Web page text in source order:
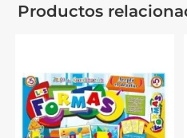
Productos